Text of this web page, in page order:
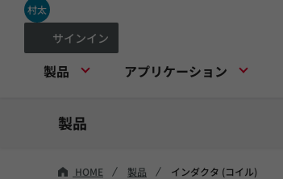
村太
サインイン
製品 アプリケーション
製品
HOME 製品 インダクタ (コイル)